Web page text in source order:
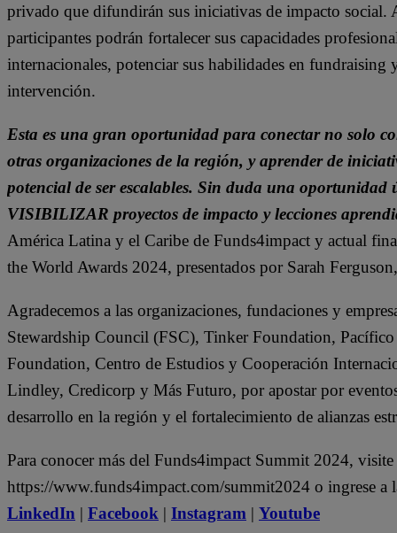
privado que difundirán sus iniciativas de impacto social.
participantes podrán fortalecer sus capacidades
internacionales, potenciar sus habilidades en fundraising
intervención.
Esta es una gran oportunidad para conectar no solo
otras organizaciones de la región, y aprender de
potencial de ser escalables. Sin duda una
VISIBILIZAR proyectos de impacto y lecciones
América Latina y el Caribe de Funds4impact y actual
the World Awards 2024, presentados por Sarah
Agradecemos a las organizaciones, fundaciones y
Stewardship Council (FSC), Tinker Foundation,
Foundation, Centro de Estudios y Cooperación
Lindley, Credicorp y Más Futuro, por apostar por
desarrollo en la región y el fortalecimiento de alianzas
Para conocer más del Funds4impact Summit 2024,
https://www.funds4impact.com/summit2024 o ingrese a
LinkedIn | Facebook | Instagram | Youtube